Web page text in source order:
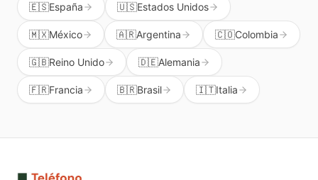
🇪🇸España 🇺🇸Estados Unidos
🇲🇽México 🇦🇷Argentina 🇨🇴Colombia
🇬🇧Reino Unido 🇩🇪Alemania
🇫🇷Francia 🇧🇷Brasil 🇮🇹Italia